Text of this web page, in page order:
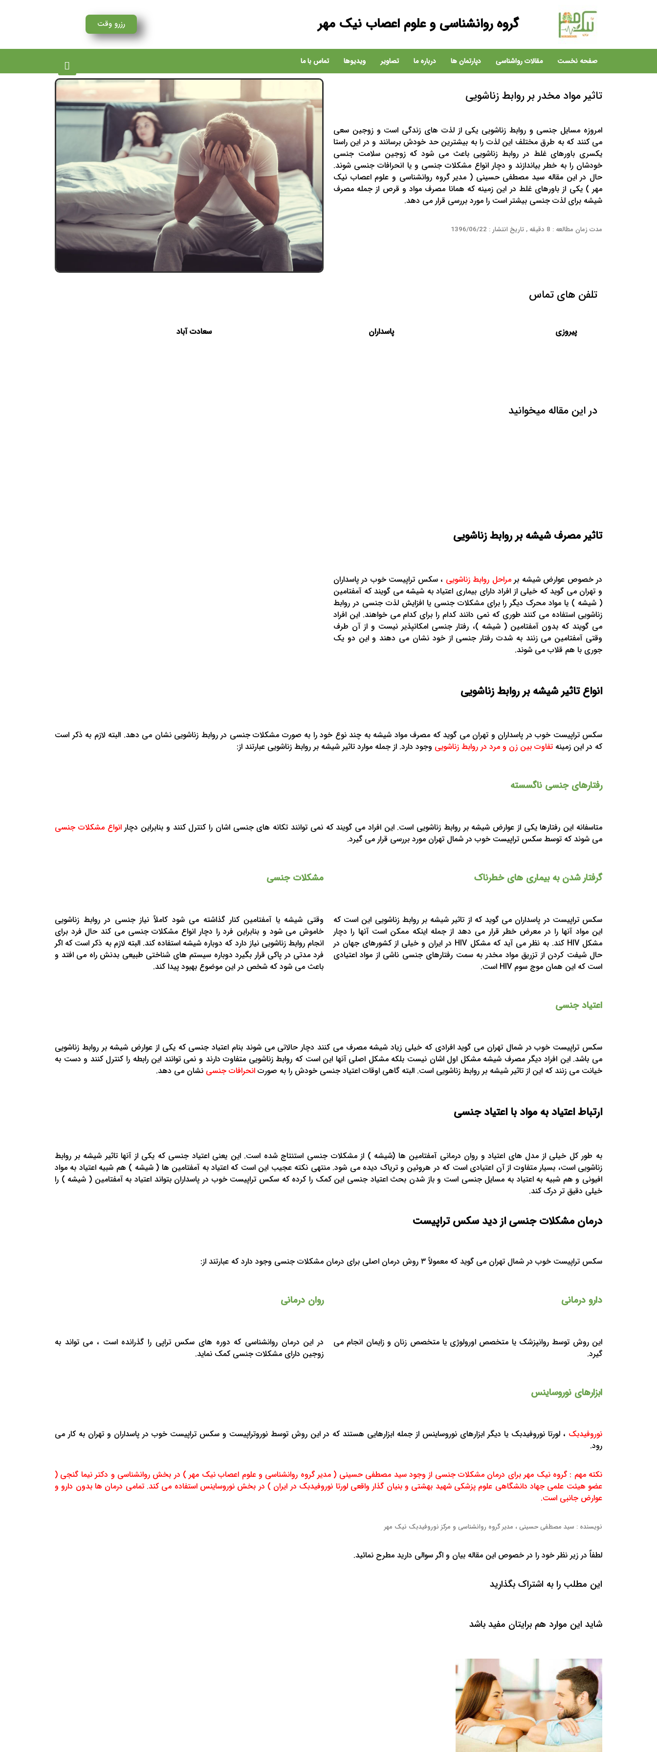
گروه روانشناسی و علوم اعصاب نیک مهر رزرو وقت
صفحه نخست مقالات رواشناسی دپارتمان ها درباره ما تصاویر ویدیوها تماس با ما
تاثیر مواد مخدر بر روابط زناشویی
امروزه مسایل جنسی و روابط زناشویی یکی از لذت های زندگی است و زوجین سعی
می کنند که به طرق مختلف این لذت را به بیشترین حد خودش برسانند و در این راستا
یکسری باورهای غلط در روابط زناشویی باعث می شود که زوجین سلامت جنسی
خودشان را به خطر بیاندازند و دچار انواع مشکلات جنسی و یا انحرافات جنسی شوند.
حال در این مقاله سید مصطفی حسینی ( مدیر گروه روانشناسی و علوم اعصاب نیک
مهر ) یکی از باورهای غلط در این زمینه که همانا مصرف مواد و قرص از جمله مصرف
شیشه برای لذت جنسی بیشتر است را مورد بررسی قرار می دهد.
مدت زمان مطالعه : 8 دقیقه , تاریخ انتشار : 1396/06/22
تلفن های تماس
پیروزی پاسداران سعادت آباد
در این مقاله میخوانید
تاثیر مصرف شیشه بر روابط زناشویی
در خصوص عوارض شیشه برمراحل روابط زناشویی ، سکس تراپیست خوب در پاسداران
و تهران می گوید که خیلی از افراد دارای بیماری اعتیاد به شیشه می گویند که آمفتامین
( شیشه ) یا مواد محرک دیگر را برای مشکلات جنسی یا افزایش لذت جنسی در روابط
زناشویی استفاده می کنند طوری که نمی دانند کدام را برای کدام می خواهند. این افراد
می گویند که بدون آمفتامین ( شیشه )، رفتار جنسی امکانپذیر نیست و از آن طرف
وقتی آمفتامین می زنند به شدت رفتار جنسی از خود نشان می دهند و این دو یک
جوری با هم قلاب می شوند.
انواع تاثیر شیشه بر روابط زناشویی
سکس تراپیست خوب در پاسداران و تهران می گوید که مصرف مواد شیشه به چند نوع خود را به صورت مشکلات جنسی در روابط زناشویی نشان می دهد. البته لازم به ذکر است
که در این زمینه تفاوت بین زن و مرد در روابط زناشویی وجود دارد. از جمله موارد تاثیر شیشه بر روابط زناشویی عبارتند از:
رفتارهای جنسی ناگسسته
متاسفانه این رفتارها یکی از عوارض شیشه بر روابط زناشویی است. این افراد می گویند که نمی توانند تکانه های جنسی اشان را کنترل کنند و بنابراین دچارانواع مشکلات جنسی
می شوند که توسط سکس تراپیست خوب در شمال تهران مورد بررسی قرار می گیرد.
گرفتار شدن به بیماری های خطرناک
سکس تراپیست در پاسداران می گوید که از تاثیر شیشه بر روابط زناشویی این است که
این مواد آنها را در معرض خطر قرار می دهد از جمله اینکه ممکن است آنها را دچار
مشکل HIV کند. به نظر می آید که مشکل HIV در ایران و خیلی از کشورهای جهان در
حال شیفت کردن از تزریق مواد مخدر به سمت رفتارهای جنسی ناشی از مواد اعتیادی
است که این همان موج سوم HIV است.
مشکلات جنسی
وقتی شیشه یا آمفتامین کنار گذاشته می شود کاملاً نیاز جنسی در روابط زناشویی
خاموش می شود و بنابراین فرد را دچار انواع مشکلات جنسی می کند حال فرد برای
انجام روابط زناشویی نیاز دارد که دوباره شیشه استفاده کند. البته لازم به ذکر است که اگر
فرد مدتی در پاکی قرار بگیرد دوباره سیستم های شناختی طبیعی بدنش راه می افتد و
باعث می شود که شخص در این موضوع بهبود پیدا کند.
اعتیاد جنسی
سکس تراپیست خوب در شمال تهران می گوید افرادی که خیلی زیاد شیشه مصرف می کنند دچار حالاتی می شوند بنام اعتیاد جنسی که یکی از عوارض شیشه بر روابط زناشویی
می باشد. این افراد دیگر مصرف شیشه مشکل اول اشان نیست بلکه مشکل اصلی آنها این است که روابط زناشویی متفاوت دارند و نمی توانند این رابطه را کنترل کنند و دست به
خیانت می زنند که این از تاثیر شیشه بر روابط زناشویی است. البته گاهی اوقات اعتیاد جنسی خودش را به صورت انحرافات جنسی نشان می دهد.
ارتباط اعتیاد به مواد با اعتیاد جنسی
به طور کل خیلی از مدل های اعتیاد و روان درمانی آمفتامین ها (شیشه ) از مشکلات جنسی استنتاج شده است. این یعنی اعتیاد جنسی که یکی از آنها تاثیر شیشه بر روابط
زناشویی است، بسیار متفاوت از آن اعتیادی است که در هروئین و تریاک دیده می شود. منتهی نکته عجیب این است که اعتیاد به آمفتامین ها ( شیشه ) هم شبیه اعتیاد به مواد
افیونی و هم شبیه به اعتیاد به مسایل جنسی است و باز شدن بحث اعتیاد جنسی این کمک را کرده که سکس تراپیست خوب در پاسداران بتواند اعتیاد به آمفتامین ( شیشه ) را
خیلی دقیق تر درک کند.
درمان مشکلات جنسی از دید سکس تراپیست
سکس تراپیست خوب در شمال تهران می گوید که معمولاً ۳ روش درمان اصلی برای درمان مشکلات جنسی وجود دارد که عبارتند از:
دارو درمانی
این روش توسط روانپزشک یا متخصص اورولوژی یا متخصص زنان و زایمان انجام می
گیرد.
روان درمانی
در این درمان روانشناسی که دوره های سکس تراپی را گذرانده است ، می تواند به
زوجین دارای مشکلات جنسی کمک نماید.
ابزارهای نوروساینس
نوروفیدبک ، لورتا نوروفیدبک یا دیگر ابزارهای نوروساینس از جمله ابزارهایی هستند که در این روش توسط نوروتراپیست و سکس تراپیست خوب در پاسداران و تهران به کار می
رود.
نکته مهم : گروه نیک مهر برای درمان مشکلات جنسی از وجود سید مصطفی حسینی ( مدیر گروه روانشناسی و علوم اعصاب نیک مهر ) در بخش روانشناسی و دکتر نیما گنجی (
عضو هیئت علمی جهاد دانشگاهی علوم پزشکی شهید بهشتی و بنیان گذار واقعی لورتا نوروفیدبک در ایران ) در بخش نوروساینس استفاده می کند. تمامی درمان ها بدون دارو و
عوارض جانبی است.
نویسنده : سید مصطفی حسینی ، مدیر گروه روانشناسی و مرکز نوروفیدبک نیک مهر
لطفاً در زیر نظر خود را در خصوص این مقاله بیان و اگر سوالی دارید مطرح نمائید.
این مطلب را به اشتراک بگذارید
شاید این موارد هم برایتان مفید باشد